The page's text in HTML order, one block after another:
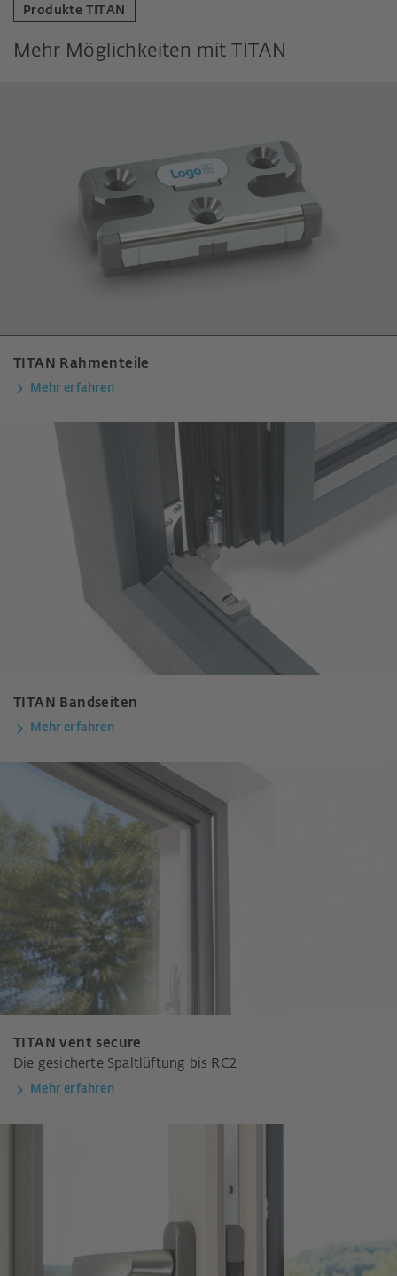
Produkte TITAN
Mehr Möglichkeiten mit TITAN
TITAN Rahmenteile
Mehr erfahren
TITAN Bandseiten
Mehr erfahren
TITAN vent secure
Die gesicherte Spaltlüftung bis RC2
Mehr erfahren